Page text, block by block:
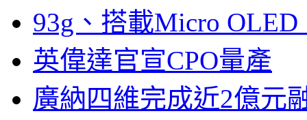
93g、搭載Micro
英偉達官宣CPO量產
廣納四維完成近2億元